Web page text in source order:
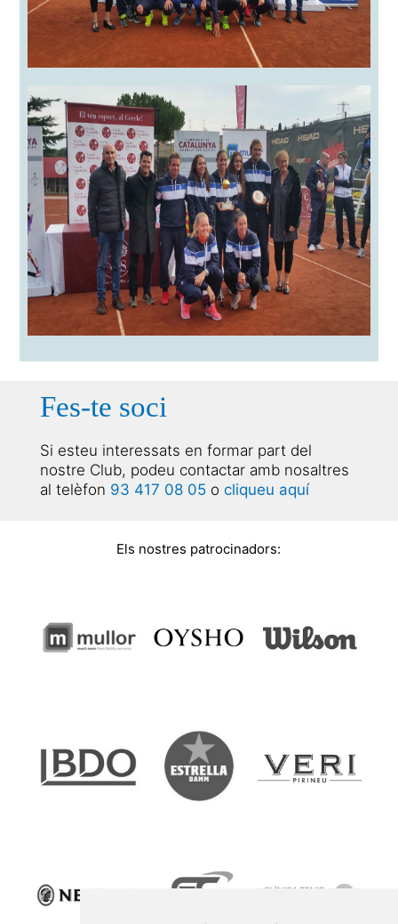
Fes-te soci
Si esteu interessats en formar part del
nostre Club, podeu contactar amb nosaltres
al telèfon 93 417 08 05o cliqueu aquí
Els nostres patrocinadors: